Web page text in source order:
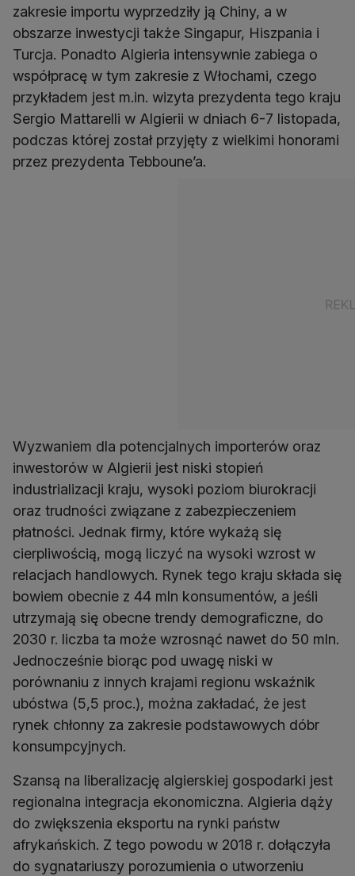
zakresie importu wyprzedziły ją Chiny, a w
obszarze inwestycji także Singapur, Hiszpania i
Turcja. Ponadto Algieria intensywnie zabiega o
współpracę w tym zakresie z Włochami, czego
przykładem jest m.in. wizyta prezydenta tego kraju
Sergio Mattarelli w Algierii w dniach 6-7 listopada,
podczas której został przyjęty z wielkimi honorami
przez prezydenta Tebboune’a.
Wyzwaniem dla potencjalnych importerów oraz
inwestorów w Algierii jest niski stopień
industrializacji kraju, wysoki poziom biurokracji
oraz trudności związane z zabezpieczeniem
płatności. Jednak firmy, które wykażą się
cierpliwością, mogą liczyć na wysoki wzrost w
relacjach handlowych. Rynek tego kraju składa się
bowiem obecnie z 44 mln konsumentów, a jeśli
utrzymają się obecne trendy demograficzne, do
2030 r. liczba ta może wzrosnąć nawet do 50 mln.
Jednocześnie biorąc pod uwagę niski w
porównaniu z innych krajami regionu wskaźnik
ubóstwa (5,5 proc.), można zakładać, że jest
rynek chłonny za zakresie podstawowych dóbr
konsumpcyjnych.
Szansą na liberalizację algierskiej gospodarki jest
regionalna integracja ekonomiczna. Algieria dąży
do zwiększenia eksportu na rynki państw
afrykańskich. Z tego powodu w 2018 r. dołączyła
do sygnatariuszy porozumienia o utworzeniu